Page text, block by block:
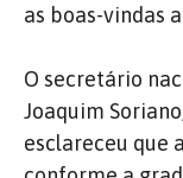
as boas-vindas
O secretário
Joaquim
esclareceu que